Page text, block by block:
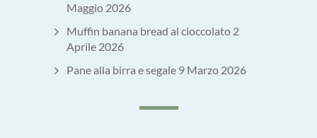
Maggio 2026
Muffin banana bread al cioccolato 2
Aprile 2026
Pane alla birra e segale 9 Marzo 2026